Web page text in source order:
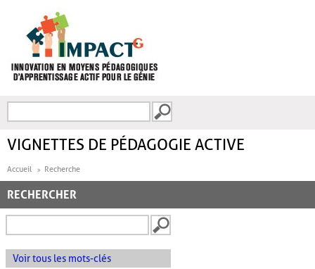
FORMULAIRE DE
VIGNETTES DE PÉDAGOGIE ACTIVE
Accueil Recherche
RECHERCHER
Voir tous les mots-clés